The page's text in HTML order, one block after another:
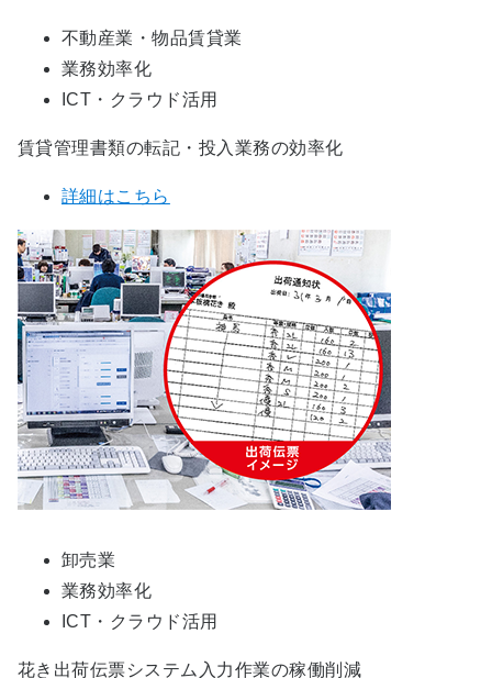
不動産業・物品賃貸業
業務効率化
ICT・クラウド活用
賃貸管理書類の転記・投入業務の効率化
詳細はこちら
卸売業
業務効率化
ICT・クラウド活用
花き出荷伝票システム入力作業の稼働削減